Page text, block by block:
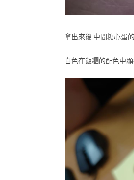
拿出來後 中間糖心蛋
白色在飯糰的配色中